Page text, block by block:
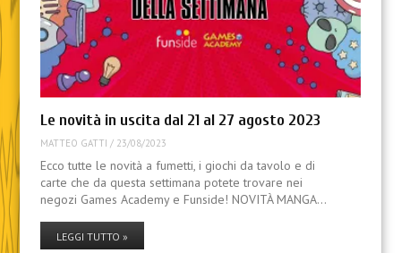
Le novità in uscita dal 21 al 27 agosto 2023
MATTEO GATTI / 23/08/2023
Ecco tutte le novità a fumetti, i giochi da tavolo e di
carte che da questa settimana potete trovare nei
negozi Games Academy e Funside! NOVITÀ MANGA…
LEGGI TUTTO »